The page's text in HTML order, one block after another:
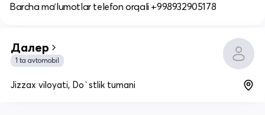
Barcha maʼlumotlar telefon orqali +998932905178
Далер
1 ta avtomobil
Jizzax viloyati, Do`stlik tumani